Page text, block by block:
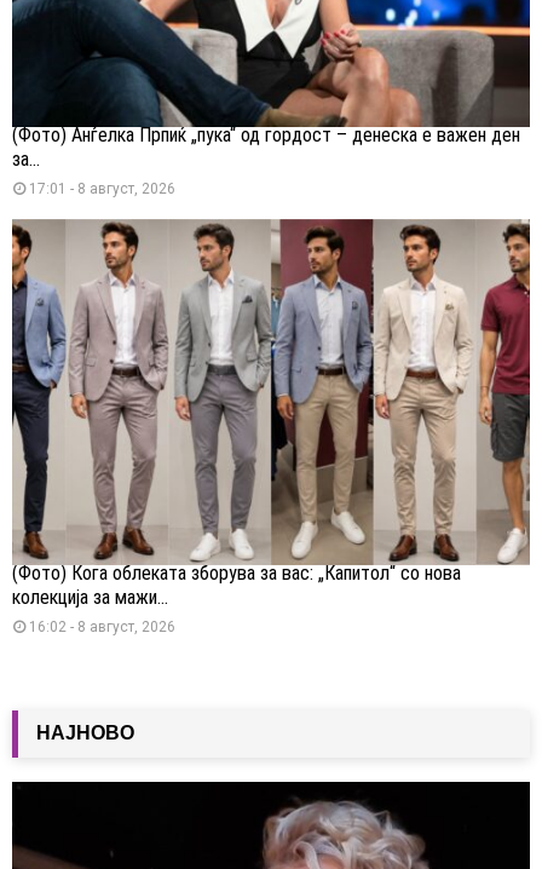
(Фото) Анѓелка Прпиќ „пука“ од гордост – денеска е важен ден
за...
17:01 - 8 август, 2026
(Фото) Кога облеката зборува за вас: „Капитол“ со нова
колекција за мажи...
16:02 - 8 август, 2026
НАЈНОВО